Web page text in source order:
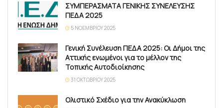
ΣΥΜΠΕΡΑΣΜΑΤΑ ΓΕΝΙΚΗΣ ΣΥΝΕΛΕΥΣΗΣ
ΠΕΔΑ 2025
5 ΝΟΕΜΒΡΊΟΥ 2025
Γενική Συνέλευση ΠΕΔΑ 2025: Οι Δήμοι της
Αττικής ενωμένοι για το μέλλον της
Τοπικής Αυτοδιοίκησης
31 ΟΚΤΩΒΡΊΟΥ 2025
Ολιστικό Σχέδιο για την Ανακύκλωση